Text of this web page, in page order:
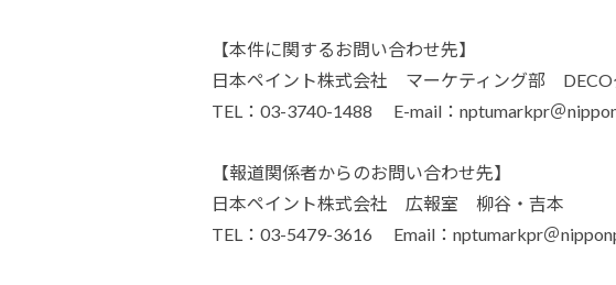
【本件に関するお問い合わせ先】
日本ペイント株式会社 マーケティング部 DECO
TEL：03-3740-1488 E-mail：nptumarkpr＠
【報道関係者からのお問い合わせ先】
日本ペイント株式会社 広報室 柳谷・吉本
TEL：03-5479-3616 Email：nptumarkpr＠